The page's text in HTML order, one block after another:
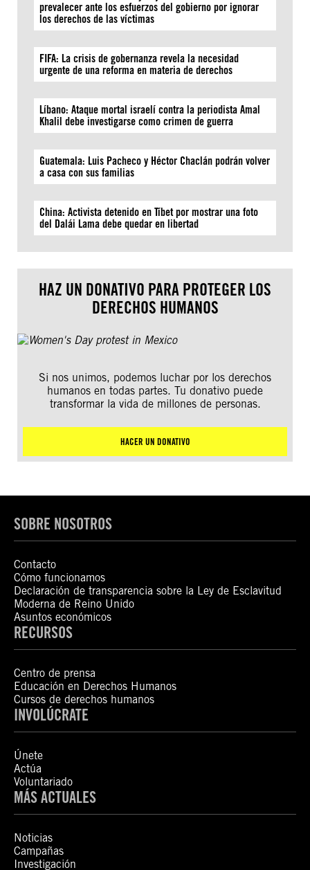
prevalecer ante los esfuerzos del gobierno por ignorar
los derechos de las víctimas
FIFA: La crisis de gobernanza revela la necesidad
urgente de una reforma en materia de derechos
Líbano: Ataque mortal israelí contra la periodista Amal
Khalil debe investigarse como crimen de guerra
Guatemala: Luis Pacheco y Héctor Chaclán podrán volver
a casa con sus familias
China: Activista detenido en Tíbet por mostrar una foto
del Dalái Lama debe quedar en libertad
HAZ UN DONATIVO PARA PROTEGER LOS
DERECHOS HUMANOS
Si nos unimos, podemos luchar por los derechos
humanos en todas partes. Tu donativo puede
transformar la vida de millones de personas.
HACER UN DONATIVO
SOBRE NOSOTROS
Contacto
Cómo funcionamos
Declaración de transparencia sobre la Ley de Esclavitud
Moderna de Reino Unido
Asuntos económicos
RECURSOS
Centro de prensa
Educación en Derechos Humanos
Cursos de derechos humanos
INVOLÚCRATE
Únete
Actúa
Voluntariado
MÁS ACTUALES
Noticias
Campañas
Investigación